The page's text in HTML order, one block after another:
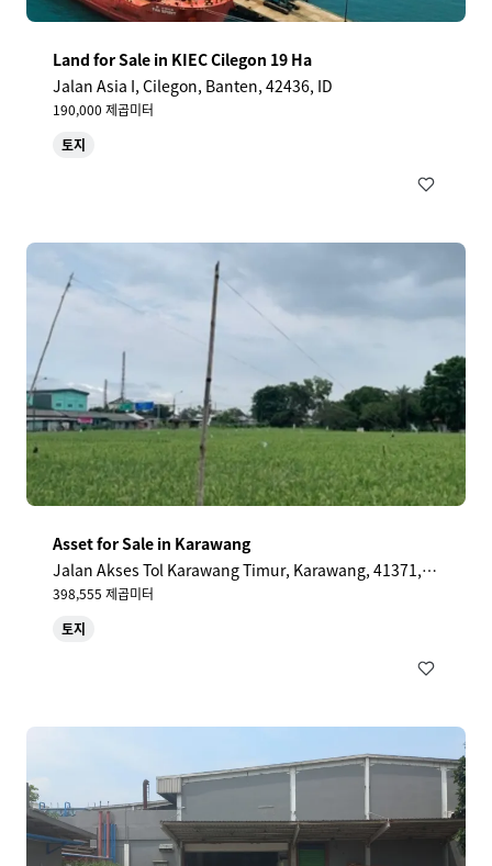
Land for Sale in KIEC Cilegon 19 Ha
Jalan Asia I, Cilegon, Banten, 42436, ID
190,000 제곱미터
토지
Asset for Sale in Karawang
Jalan Akses Tol Karawang Timur, Karawang, 41371, I
D
398,555 제곱미터
토지